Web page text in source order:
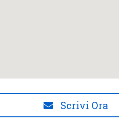
Scrivi Ora